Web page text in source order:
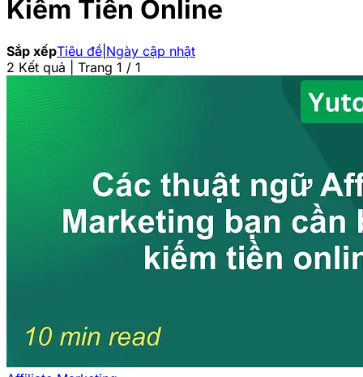
Kiếm Tiền Online
Sắp xếpTiêu đề Ngày cập nhật
2 Kết quả | Trang 1 / 1